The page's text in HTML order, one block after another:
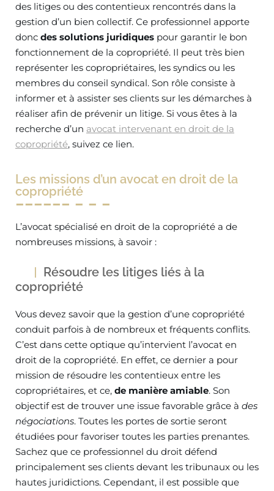
des litiges ou des contentieux rencontrés dans la
gestion d’un bien collectif. Ce professionnel apporte
donc des solutions juridiques pour garantir le bon
fonctionnement de la copropriété. Il peut très bien
représenter les copropriétaires, les syndics ou les
membres du conseil syndical. Son rôle consiste à
informer et à assister ses clients sur les démarches à
réaliser afin de prévenir un litige. Si vous êtes à la
recherche d’un avocat intervenant en droit de la
copropriété, suivez ce lien.
Les missions d’un avocat en droit de la
copropriété
L’avocat spécialisé en droit de la copropriété a de
nombreuses missions, à savoir :
Résoudre les litiges liés à la
copropriété
Vous devez savoir que la gestion d’une copropriété
conduit parfois à de nombreux et fréquents conflits.
C’est dans cette optique qu’intervient l’avocat en
droit de la copropriété. En effet, ce dernier a pour
mission de résoudre les contentieux entre les
copropriétaires, et ce, de manière amiable. Son
objectif est de trouver une issue favorable grâce à des
négociations. Toutes les portes de sortie seront
étudiées pour favoriser toutes les parties prenantes.
Sachez que ce professionnel du droit défend
principalement ses clients devant les tribunaux ou les
hautes juridictions. Cependant, il est possible que